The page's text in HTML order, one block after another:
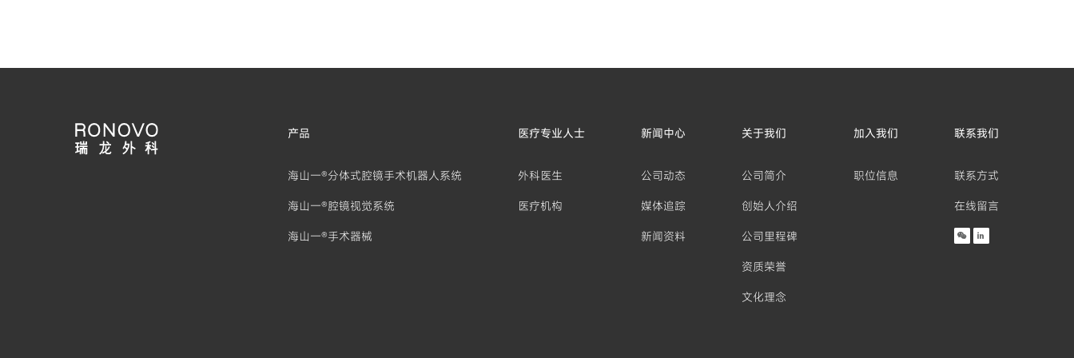
产品
海山一®分体式腔镜手术机器人系统
海山一®腔镜视觉系统
海山一®手术器械
医疗专业人士
外科医生
医疗机构
新闻中心
公司动态
媒体追踪
新闻资料
关于我们
公司简介
创始人介绍
公司里程碑
资质荣誉
文化理念
加入我们
职位信息
联系我们
联系方式
在线留言
 